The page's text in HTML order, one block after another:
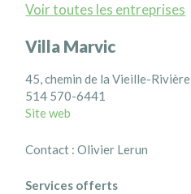
Voir toutes les entreprises
Villa Marvic
45, chemin de la Vieille-Rivière
514 570-6441
Site web
Contact : Olivier Lerun
Services offerts